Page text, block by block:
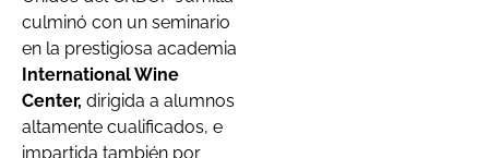
culminó con un seminario
en la prestigiosa academia
International Wine
Center, dirigida a alumnos
altamente cualificados, e
impartida también por